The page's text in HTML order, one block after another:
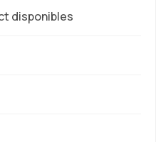
disponibles